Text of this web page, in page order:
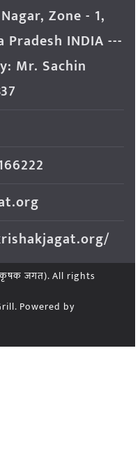
Zone - 1,
Pradesh INDIA ---
Mr. Sachin
जगत). All rights
Powered by